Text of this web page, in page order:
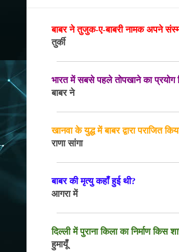
बाबर ने तुजुक-ए-बाबरी नामक अपने
तुर्की
भारत में सबसे पहले तोपखाने का प्रयोग
बाबर ने
खानवा के युद्ध में बाबर द्वारा पराजित
राणा सांगा
बाबर की मृत्यु कहाँ हुई थी?
आगरा में
दिल्ली में पुराना किला का निर्माण
हुमायूँ